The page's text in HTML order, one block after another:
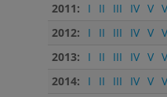
2011:
I II III IV V
2012:
I II III IV V
2013:
I II III IV V
2014:
I II III IV V